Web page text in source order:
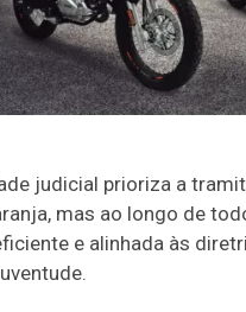
judicial prioriza a
mas ao longo de
e alinhada às